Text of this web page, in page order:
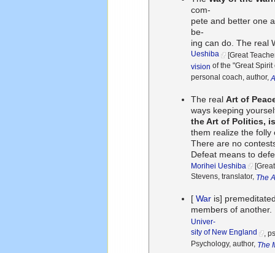
com-
pete and better one
be-
ing can do. The real
Ueshiba
[Great
vision of the "Great
personal coach, author,
The realArt of
ways keeping
the Art of Politics,
them realize the
There are no
Defeat means to
Morihei Ueshiba
Stevens, translator, The
[War is]
members of another.
Univer-
sity of New England ,
Psychology, author, The